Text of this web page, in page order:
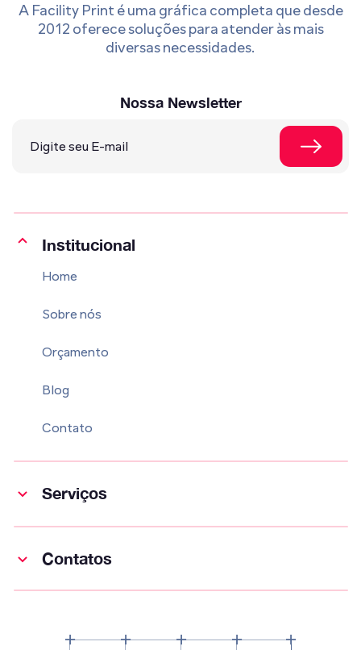
A Facility Print é uma gráfica completa que desde
2012 oferece soluções para atender às mais
diversas necessidades.
Nossa Newsletter
Institucional
Home
Sobre nós
Orçamento
Blog
Contato
Serviços
Contatos